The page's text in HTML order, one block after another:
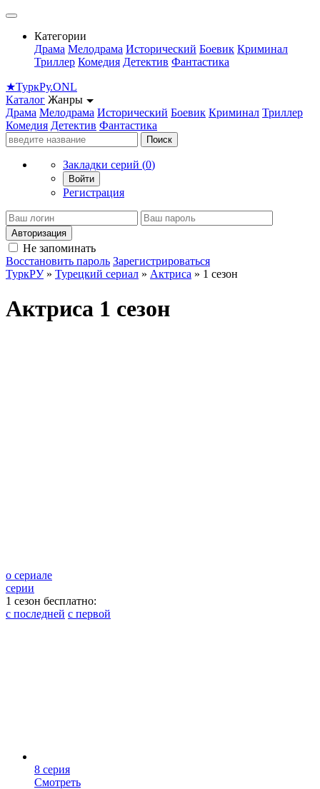
Категории
Драма Мелодрама Исторический Боевик Криминал
Триллер Комедия Детектив Фантастика
★ТуркРу.ONL
Каталог Жанры
Драма Мелодрама Исторический Боевик Криминал Триллер
Комедия Детектив Фантастика
Поиск
Закладки серий (0)
Войти
Регистрация
Авторизация
Не запоминать
Восстановить пароль Зарегистрироваться
ТуркРУ» Турецкий сериал » Актриса » 1 сезон
Актриса 1 сезон
о сериале
серии
1 сезон бесплатно:
с последней с первой
8 серия
Смотреть